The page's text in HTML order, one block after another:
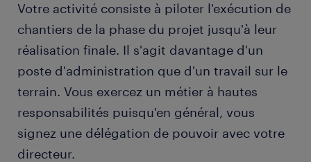
travailler en tant que conducteur de travaux
obtenir un poste de conducteur de travaux avec
randstad
formation et compétences
FAQs
Votre activité consiste à piloter l'exécution de
chantiers de la phase du projet jusqu'à leur
réalisation finale. Il s'agit davantage d'un
poste d'administration que d'un travail sur le
terrain. Vous exercez un métier à hautes
responsabilités puisqu'en général, vous
signez une délégation de pouvoir avec votre
directeur.